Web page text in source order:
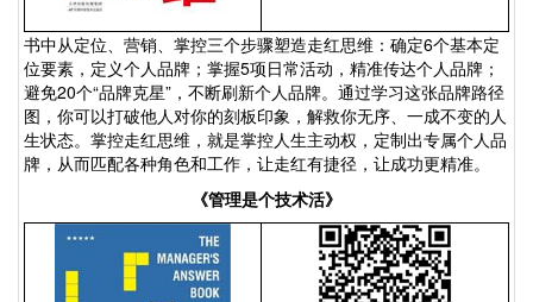
书中从定位、营销、掌控三个步骤塑造走红思维：确定6个基本定
位要素，定义个人品牌；掌握5项日常活动，精准传达个人品牌；
避免20个“品牌克星”，不断刷新个人品牌。通过学习这张品牌路径
图，你可以打破他人对你的刻板印象，解救你无序、一成不变的人
生状态。掌控走红思维，就是掌控人生主动权，定制出专属个人品
牌，从而匹配各种角色和工作，让走红有捷径，让成功更精准。
《管理是个技术活》